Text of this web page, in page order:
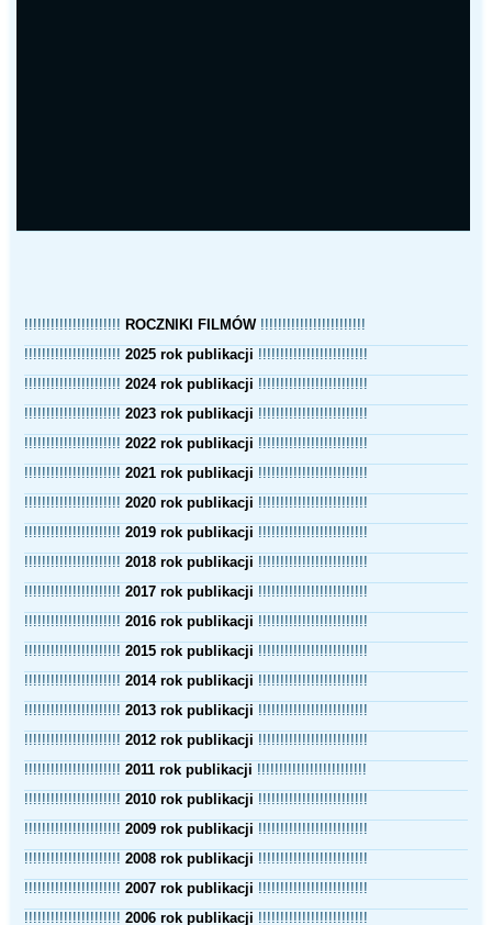
!!!!!!!!!!!!!!!!!!!!!! ROCZNIKI FILMÓW!!!!!!!!!!!!!!!!!!!!!!!!
!!!!!!!!!!!!!!!!!!!!!!2025 rok publikacji !!!!!!!!!!!!!!!!!!!!!!!!!
!!!!!!!!!!!!!!!!!!!!!!2024 rok publikacji !!!!!!!!!!!!!!!!!!!!!!!!!
!!!!!!!!!!!!!!!!!!!!!!2023 rok publikacji !!!!!!!!!!!!!!!!!!!!!!!!!
!!!!!!!!!!!!!!!!!!!!!!2022 rok publikacji !!!!!!!!!!!!!!!!!!!!!!!!!
!!!!!!!!!!!!!!!!!!!!!!2021 rok publikacji !!!!!!!!!!!!!!!!!!!!!!!!!
!!!!!!!!!!!!!!!!!!!!!!2020 rok publikacji !!!!!!!!!!!!!!!!!!!!!!!!!
!!!!!!!!!!!!!!!!!!!!!!2019 rok publikacji !!!!!!!!!!!!!!!!!!!!!!!!!
!!!!!!!!!!!!!!!!!!!!!!2018 rok publikacji !!!!!!!!!!!!!!!!!!!!!!!!!
!!!!!!!!!!!!!!!!!!!!!!2017 rok publikacji !!!!!!!!!!!!!!!!!!!!!!!!!
!!!!!!!!!!!!!!!!!!!!!!2016 rok publikacji !!!!!!!!!!!!!!!!!!!!!!!!!
!!!!!!!!!!!!!!!!!!!!!!2015 rok publikacji !!!!!!!!!!!!!!!!!!!!!!!!!
!!!!!!!!!!!!!!!!!!!!!!2014 rok publikacji !!!!!!!!!!!!!!!!!!!!!!!!!
!!!!!!!!!!!!!!!!!!!!!!2013 rok publikacji !!!!!!!!!!!!!!!!!!!!!!!!!
!!!!!!!!!!!!!!!!!!!!!!2012 rok publikacji !!!!!!!!!!!!!!!!!!!!!!!!!
!!!!!!!!!!!!!!!!!!!!!!2011 rok publikacji !!!!!!!!!!!!!!!!!!!!!!!!!
!!!!!!!!!!!!!!!!!!!!!!2010 rok publikacji !!!!!!!!!!!!!!!!!!!!!!!!!
!!!!!!!!!!!!!!!!!!!!!!2009 rok publikacji !!!!!!!!!!!!!!!!!!!!!!!!!
!!!!!!!!!!!!!!!!!!!!!!2008 rok publikacji !!!!!!!!!!!!!!!!!!!!!!!!!
!!!!!!!!!!!!!!!!!!!!!!2007 rok publikacji !!!!!!!!!!!!!!!!!!!!!!!!!
!!!!!!!!!!!!!!!!!!!!!!2006 rok publikacji !!!!!!!!!!!!!!!!!!!!!!!!!